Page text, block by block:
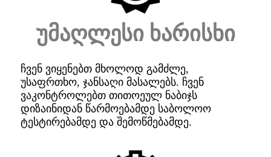
უმაღლესი ხარისხი
ჩვენ ვიყენებთ მხოლოდ გამძლე,
უსაფრთხო, ჯანსაღი მასალებს. ჩვენ
ვაკონტროლებთ თითოეულ ნაბიჯს
დიზაინიდან წარმოებამდე საბოლოო
ტესტირებამდე და შემოწმებამდე.